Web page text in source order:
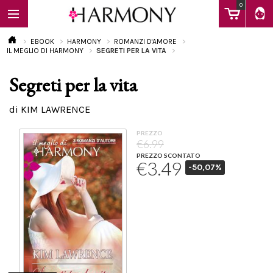
0
EBOOK
Calendario
EBOOK HARMONY
ROMANZI D'AMORE
IL MEGLIO DI HARMONY
SEGRETI PER LA VITA
Segreti per la vita
di KIM LAWRENCE
PREZZO
€6.99
PREZZO SCONTATO
€3.49 -50,07%